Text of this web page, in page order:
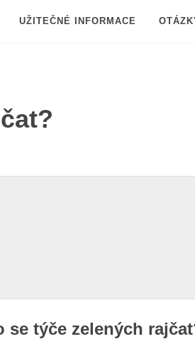
UŽITEČNÉ INFORMACE
se týče zelených